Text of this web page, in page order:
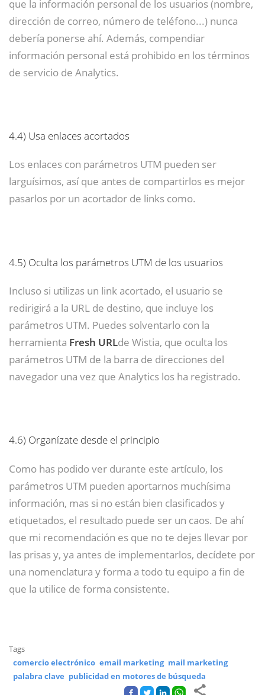
que la información personal de los usuarios (nombre,
dirección de correo, número de teléfono...) nunca
debería ponerse ahí. Además, compendiar
información personal está prohibido en los términos
de servicio de Analytics.
4.4) Usa enlaces acortados
Los enlaces con parámetros UTM pueden ser
larguísimos, así que antes de compartirlos es mejor
pasarlos por un acortador de links como.
4.5) Oculta los parámetros UTM de los usuarios
Incluso si utilizas un link acortado, el usuario se
redirigirá a la URL de destino, que incluye los
parámetros UTM. Puedes solventarlo con la
herramienta Fresh URLde Wistia, que oculta los
parámetros UTM de la barra de direcciones del
navegador una vez que Analytics los ha registrado.
4.6) Organízate desde el principio
Como has podido ver durante este artículo, los
parámetros UTM pueden aportarnos muchísima
información, mas si no están bien clasificados y
etiquetados, el resultado puede ser un caos. De ahí
que mi recomendación es que no te dejes llevar por
las prisas y, ya antes de implementarlos, decídete por
una nomenclatura y forma a todo tu equipo a fin de
que la utilice de forma consistente.
Tags
comercio electrónico email marketing mail marketing
palabra clave publicidad en motores de búsqueda